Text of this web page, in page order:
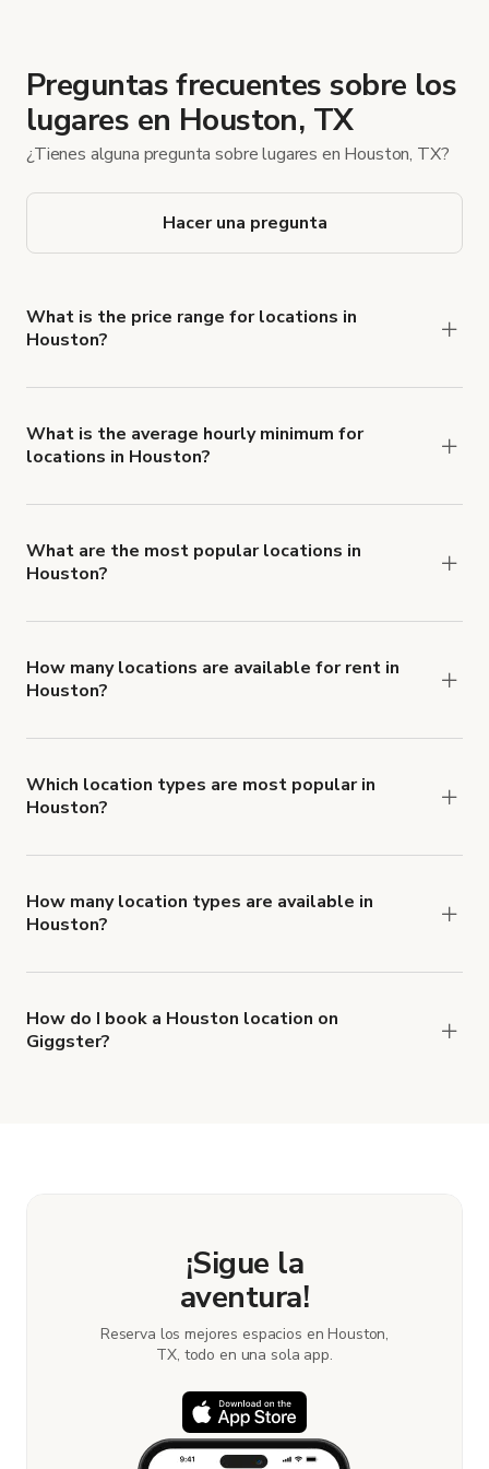
Preguntas frecuentes sobre los
lugares en Houston, TX
¿Tienes alguna pregunta sobre lugares en Houston, TX?
Hacer una pregunta
What is the price range for locations in
Houston?
range from $20 USD to $3.500 USD per hour for
spaces in Houston.
What is the average hourly minimum for
locations in Houston?
What are the most popular locations in
Houston?
- North Houston)
,
and
Estudio de Foto/Video con Paredes RGB y
How many locations are available for rent in
Houston?
Which location types are most popular in
Houston?
How many location types are available in
Houston?
How do I book a Houston location on
Giggster?
¡Sigue la
aventura!
Reserva los mejores espacios en Houston,
TX, todo en una sola app.